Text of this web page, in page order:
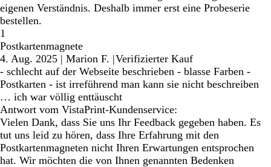
eigenen Verständnis. Deshalb immer erst eine Probeserie
bestellen.
1
Postkartenmagnete
4. Aug. 2025 | Marion F. |Verifizierter Kauf
- schlecht auf der Webseite beschrieben - blasse Farben -
Postkarten - ist irreführend man kann sie nicht beschreiben
… ich war völlig enttäuscht
Antwort vom VistaPrint-Kundenservice:
Vielen Dank, dass Sie uns Ihr Feedback gegeben haben. Es
tut uns leid zu hören, dass Ihre Erfahrung mit den
Postkartenmagneten nicht Ihren Erwartungen entsprochen
hat. Wir möchten die von Ihnen genannten Bedenken